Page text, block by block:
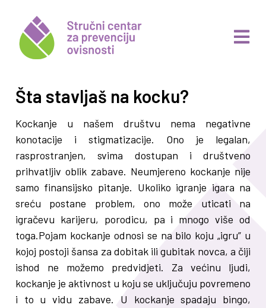
Šta stavljaš na kocku?
Kockanje u našem društvu nema negativne
konotacije i stigmatizacije. Ono je legalan,
rasprostranjen, svima dostupan i društveno
prihvatljiv oblik zabave. Neumjereno kockanje nije
samo finansijsko pitanje. Ukoliko igranje igara na
sreću postane problem, ono može uticati na
igračevu karijeru, porodicu, pa i mnogo više od
toga.Pojam kockanje odnosi se na bilo koju „igru” u
kojoj postoji šansa za dobitak ili gubitak novca, a čiji
ishod ne možemo predvidjeti. Za većinu ljudi,
kockanje je aktivnost u koju se uključuju povremeno
i to u vidu zabave. U kockanje spadaju bingo,